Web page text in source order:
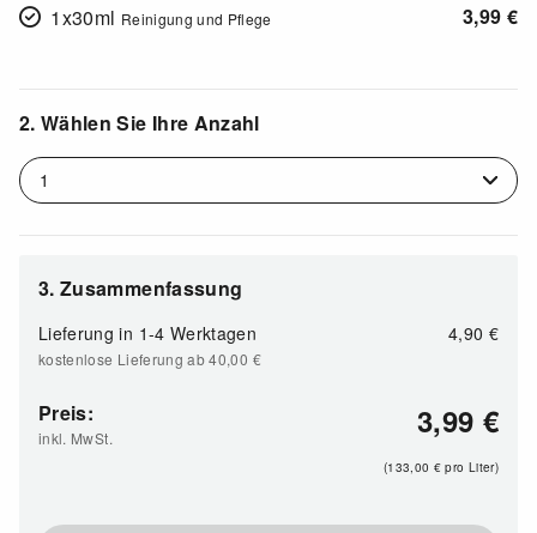
1x30ml Reinigung und Pflege 3,99 €
2. Wählen Sie Ihre Anzahl
3. Zusammenfassung
Lieferung in 1-4 Werktagen 4,90 €
kostenlose Lieferung ab 40,00 €
Preis:
inkl. MwSt. 3,99 €
(133,00 € pro Liter)